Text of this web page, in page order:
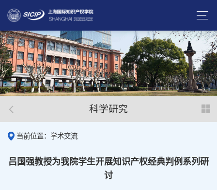
科学研究
当前位置：学术交流
吕国强教授为我院学生开展知识产权经典判例系列研
讨